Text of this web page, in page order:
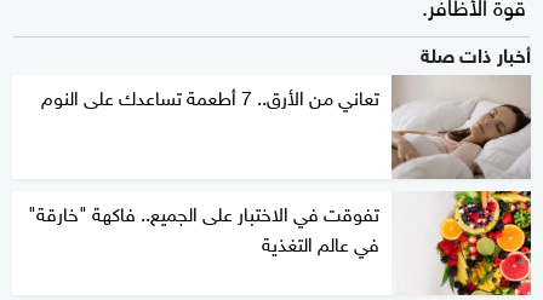
أخبار ذات صلة
تعاني من الأرق.. 7 أطعمة تساعدك على النوم
تفوقت في الاختبار على الجميع.. فاكهة "خارقة"
في عالم التغذية